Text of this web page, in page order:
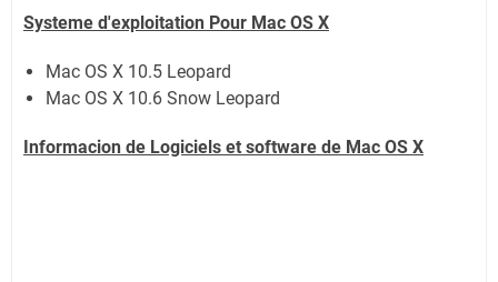
Systeme d'exploitation Pour Mac OS X
Mac OS X 10.5 Leopard
Mac OS X 10.6 Snow Leopard
Informacion de Logiciels et software de Mac OS X